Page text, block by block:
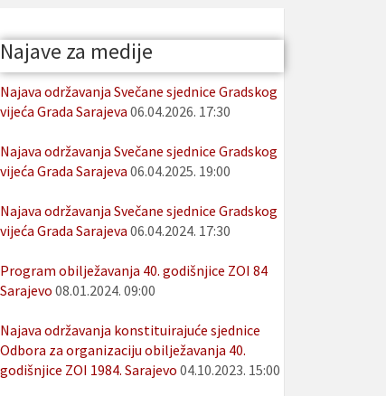
Najave za medije
Najava održavanja Svečane sjednice Gradskog
vijeća Grada Sarajeva 06.04.2026. 17:30
Najava održavanja Svečane sjednice Gradskog
vijeća Grada Sarajeva 06.04.2025. 19:00
Najava održavanja Svečane sjednice Gradskog
vijeća Grada Sarajeva 06.04.2024. 17:30
Program obilježavanja 40. godišnjice ZOI 84
Sarajevo 08.01.2024. 09:00
Najava održavanja konstituirajuće sjednice
Odbora za organizaciju obilježavanja 40.
godišnjice ZOI 1984. Sarajevo 04.10.2023. 15:00